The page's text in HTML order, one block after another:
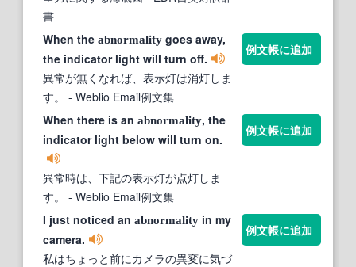
書
When the abnormality goes away,
the indicator light will turn off.
異常が無くなれば、表示灯は消灯しま
す。
- Weblio Email例文集
例文帳に追加
When there is an abnormality, the
indicator light below will turn on.
異常時は、下記の表示灯が点灯しま
す。
- Weblio Email例文集
例文帳に追加
I just noticed an abnormality in my
camera.
私はちょっと前にカメラの異変に気づ
例文帳に追加